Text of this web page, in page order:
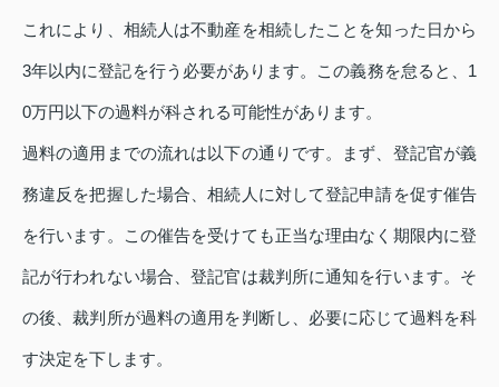
これにより、相続人は不動産を相続したことを知った日から
3年以内に登記を行う必要があります。この義務を怠ると、1
0万円以下の過料が科される可能性があります。
過料の適用までの流れは以下の通りです。まず、登記官が義
務違反を把握した場合、相続人に対して登記申請を促す催告
を行います。この催告を受けても正当な理由なく期限内に登
記が行われない場合、登記官は裁判所に通知を行います。そ
の後、裁判所が過料の適用を判断し、必要に応じて過料を科
す決定を下します。